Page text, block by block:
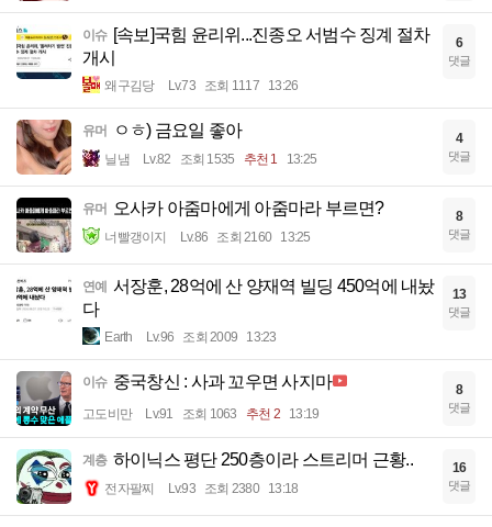
이슈 [속보]국힘 윤리위...진종오 서범수 징계 절차
개시
왜구김당 Lv.73 조회 1117 13:26
6
댓글
유머 ㅇㅎ) 금요일 좋아
닐냄 Lv.82 조회 1535 추천 1 13:25
4
댓글
유머 오사카 아줌마에게 아줌마라 부르면?
너빨갱이지 Lv.86 조회 2160 13:25
8
댓글
연예
서장훈, 28억에 산 양재역 빌딩 450억에 내놨
다
Earth Lv.96 조회 2009 13:23
13
댓글
이슈 중국창신 : 사과 꼬우면 사지마
고도비만 Lv.91 조회 1063 추천 2 13:19
8
댓글
계층 하이닉스 평단 250층이라 스트리머 근황..
전자팔찌 Lv.93 조회 2380 13:18
16
댓글